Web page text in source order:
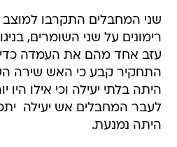
שני המחבלים התקרבו למוצב
רימונים על שני השומרים,
עזב אחד מהם את העמדה כדי
התחקיר קבע כי האש שירה
היתה בלתי יעילה וכי אילו היו
לעבר המחבלים אש יעילה 
היתה נמנעת.